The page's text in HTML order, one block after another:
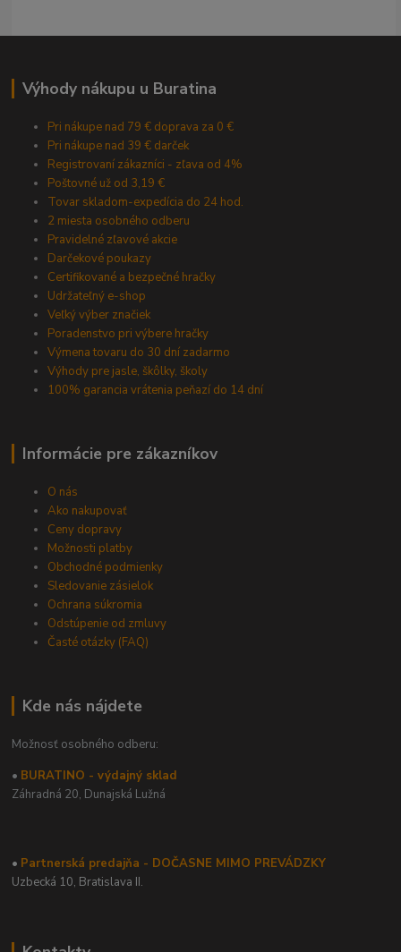
Výhody nákupu u Buratina
Pri nákupe nad 79 € doprava za 0 €
Pri nákupe nad 39 € darček
Registrovaní zákazníci - zľava od 4%
Poštovné už od 3,19 €
Tovar skladom-expedícia do 24 hod.
2 miesta osobného odberu
Pravidelné zľavové akcie
Darčekové poukazy
Certifikované a bezpečné hračky
Udržateľný e-shop
Veľký výber značiek
Poradenstvo pri výbere hračky
Výmena tovaru do 30 dní zadarmo
Výhody pre jasle, škôlky, školy
100% garancia vrátenia peňazí do 14 dní
Informácie pre zákazníkov
O nás
Ako nakupovať
Ceny dopravy
Možnosti platby
Obchodné podmienky
Sledovanie zásielok
Ochrana súkromia
Odstúpenie od zmluvy
Časté otázky (FAQ)
Kde nás nájdete
Možnosť osobného odberu:
• BURATINO - výdajný sklad
Záhradná 20, Dunajská Lužná
• Partnerská predajňa - DOČASNE MIMO PREVÁDZKY
Uzbecká 10, Bratislava II.